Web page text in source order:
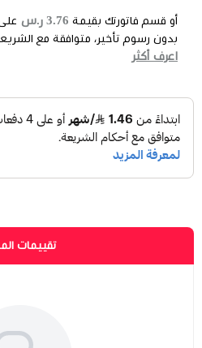
أو قسم فاتورتك بقيمة3.76 ر.س
بدون رسوم تأخير، متوافقة مع
اعرف أكثر
تقييمات